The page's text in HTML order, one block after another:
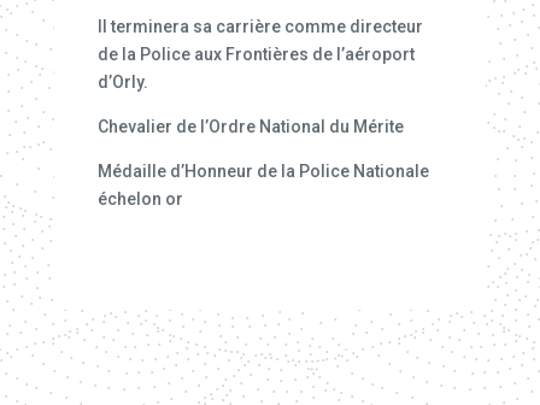
Il terminera sa carrière comme directeur
de la Police aux Frontières de l’aéroport
d’Orly.
Chevalier de l’Ordre National du Mérite
Médaille d’Honneur de la Police Nationale
échelon or